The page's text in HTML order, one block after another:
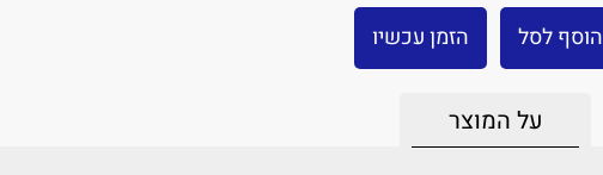
הוסף לסל הזמן עכשיו
על המוצר